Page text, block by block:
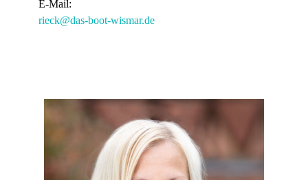
E-Mail:
rieck@das-boot-wismar.de